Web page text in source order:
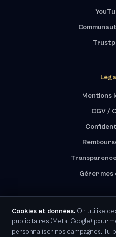
Mentions
CGV /
Gérer mes
RGPD ·
Cookies et données. On utilise
publicitaires (Meta, Google) pour
personnaliser nos campagnes. Tu